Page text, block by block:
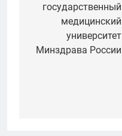
записям
государственный
медицинский
университет
Минздрава России